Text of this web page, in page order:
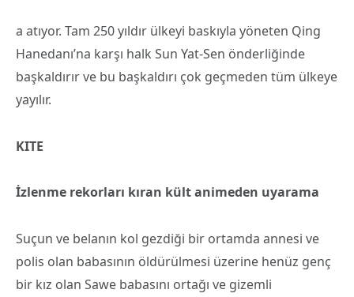
a atıyor. Tam 250 yıldır ülkeyi baskıyla yöneten Qing
Hanedanı’na karşı halk Sun Yat-Sen önderliğinde
başkaldırır ve bu başkaldırı çok geçmeden tüm ülkeye
yayılır.
KITE
İzlenme rekorları kıran kült animeden uyarama
Suçun ve belanın kol gezdiği bir ortamda annesi ve
polis olan babasının öldürülmesi üzerine henüz genç
bir kız olan Sawe babasını ortağı ve gizemli